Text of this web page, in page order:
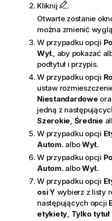
Kliknij
.
Otwarte zostanie
można zmienić
W przypadku opcji
Wył. , aby pokazać
podtytuł i przypis.
W przypadku opcji
ustaw
Niestandardowe
jedną z
Szerokie Średnie
W przypadku opcji
Autom.alboWył..
W przypadku opcji
Autom.alboWył..
W przypadku opcji
osi Y wybierz z listy
następujących opcji
etykiety Tylko tytuł